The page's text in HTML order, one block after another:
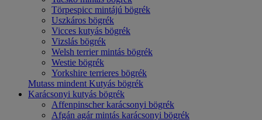
Törpespicc mintájú bögrék
Uszkáros bögrék
Vicces kutyás bögrék
Vizslás bögrék
Welsh terrier mintás bögrék
Westie bögrék
Yorkshire terrieres bögrék
Mutass mindent Kutyás bögrék
Karácsonyi kutyás bögrék
Affenpinscher karácsonyi bögrék
Afgán agár mintás karácsonyi bögrék